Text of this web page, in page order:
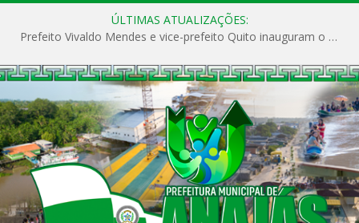
ÚLTIMAS ATUALIZAÇÕES:
Prefeito Vivaldo Mendes e vice-prefeito Quito inauguram o CAPS e fortalecem a saúde pública em Anajás.